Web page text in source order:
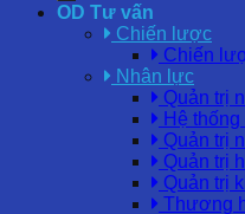
OD Tư vấn
Chiến lược
Chiến
Nhân lực
Quản trị
Hệ
Quản trị
Quản trị
Quản trị
Thương